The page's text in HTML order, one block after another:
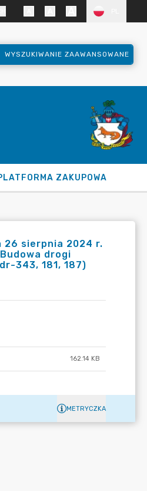
WYSZUKIWANIE ZAAWANSOWANE
ZAKUPOWA
26 sierpnia 2024 r.
drogi
343, 181, 187)
162.14 KB
METRYCZKA